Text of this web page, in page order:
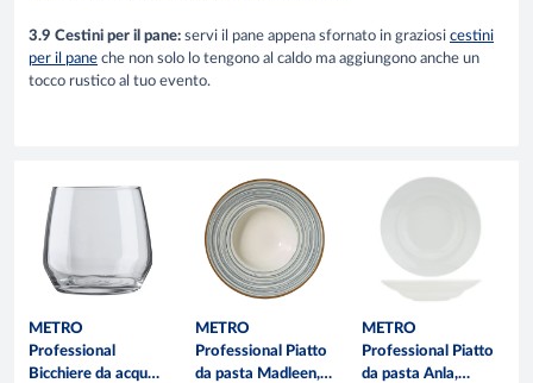
3.9 Cestini per il pane: servi il pane appena sfornato in graziosi cestini
per il pane che non solo lo tengono al caldo ma aggiungono anche un
tocco rustico al tuo evento.
METRO
Professional
Bicchiere da acqua
METRO
Professional Piatto
da pasta Madleen,
METRO
Professional Piatto
da pasta Anla,